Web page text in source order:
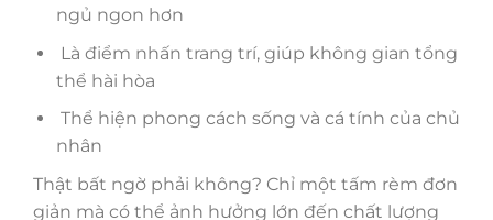
ngủ ngon hơn
Là điểm nhấn trang trí, giúp không gian tổng
thể hài hòa
Thể hiện phong cách sống và cá tính của chủ
nhân
Thật bất ngờ phải không? Chỉ một tấm rèm đơn
giản mà có thể ảnh hưởng lớn đến chất lượng